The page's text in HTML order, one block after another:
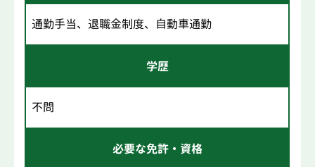
通勤手当、退職金制度、自動車通勤
学歴
不問
必要な免許・資格